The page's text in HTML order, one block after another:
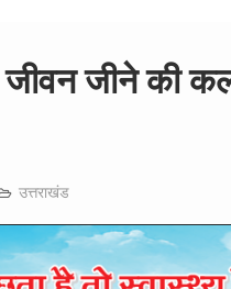
जीने की
उत्तराखंड